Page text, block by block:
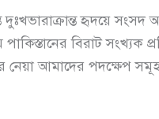
হৃদয়ে
বিরাট সংখ্যক
নেয়া আমাদের পদক্ষেপ